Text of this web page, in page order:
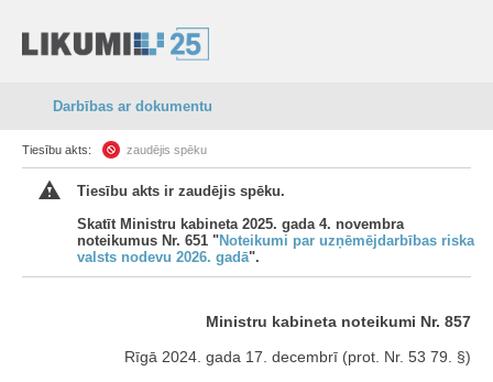
Darbības ar dokumentu
Tiesību akts: zaudējis spēku
Tiesību akts ir zaudējis spēku.
Skatīt Ministru kabineta 2025. gada 4. novembra
noteikumus Nr. 651 "Noteikumi par uzņēmējdarbības riska
valsts nodevu 2026. gadā".
Ministru kabineta noteikumi Nr. 857
Rīgā 2024. gada 17. decembrī (prot. Nr. 53 79. §)